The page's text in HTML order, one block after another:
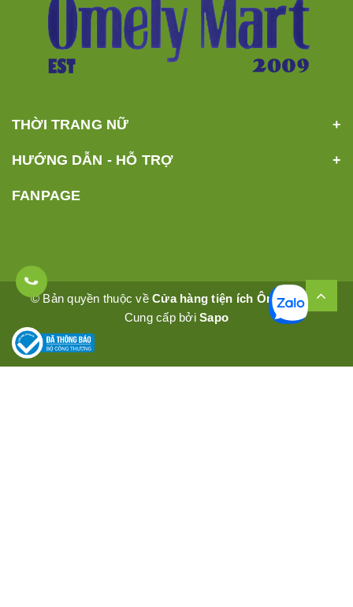
THỜI TRANG NỮ
HƯỚNG DẪN - HỖ TRỢ
FANPAGE
© Bản quyền thuộc vềCửa hàng tiện ích Ômêly Mart
Cung cấp bởiSapo